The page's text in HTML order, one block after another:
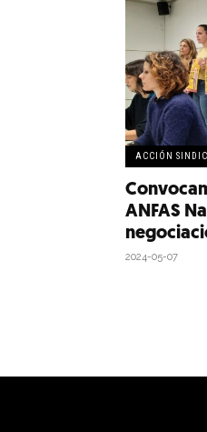
ACCIÓN
ANFAS
2024-05-07